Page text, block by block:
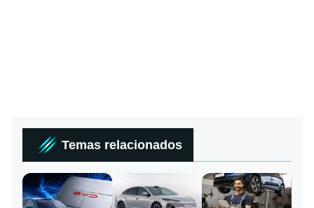
Temas relacionados